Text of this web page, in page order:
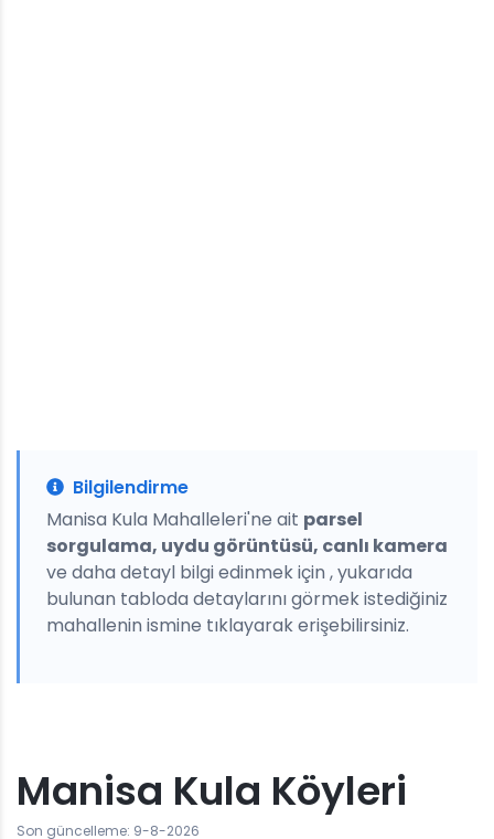
Bilgilendirme
Manisa Kula Mahalleleri'ne ait parsel
sorgulama, uydu görüntüsü, canlı kamera
ve daha detayl bilgi edinmek için , yukarıda
bulunan tabloda detaylarını görmek istediğiniz
mahallenin ismine tıklayarak erişebilirsiniz.
Manisa Kula Köyleri
Son güncelleme: 9-8-2026